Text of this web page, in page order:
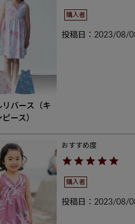
リバース（キ
ース）
購入者
投稿日 2023/08/
購入者
投稿日 2023/08/